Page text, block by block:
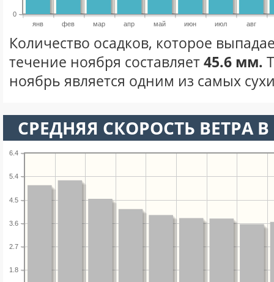
янв фев мар апр май июн июл авг
0
Количество осадков, которое
течение ноября составляет45.6 мм.
ноябрь является одним из самых
СРЕДНЯЯ СКОРОСТЬ ВЕТРА
1.8
2.7
3.6
4.5
5.4
6.4